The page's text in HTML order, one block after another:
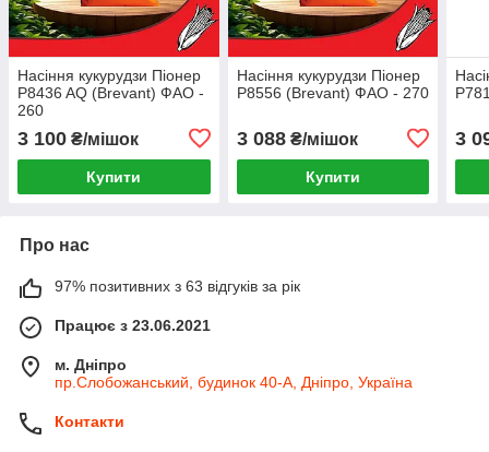
Насіння кукурудзи Піонер
P8436 AQ (Brevant) ФАО -
260
3 100 ₴/мішок
Купити
Насіння кукурудзи Піонер
Р8556 (Brevant) ФАО - 270
3 088₴/мішок
Купити
3
Про нас
97% позитивних з 63 відгуків за рік
Працює з 23.06.2021
м. Дніпро
пр.Слобожанський, будинок 40-А, Дніпро, Україна
Контакти